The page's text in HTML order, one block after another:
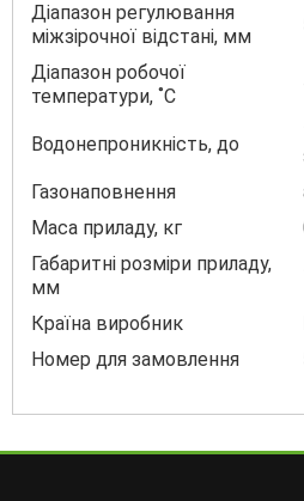
Діапазон регулювання
міжзірочної відстані, мм
Діапазон робочої
температури, ˚С
Водонепроникність, до
Газонаповнення
Маса приладу, кг
Габаритні розміри приладу,
мм
Країна виробник
Номер для замовлення